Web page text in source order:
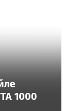
подбора